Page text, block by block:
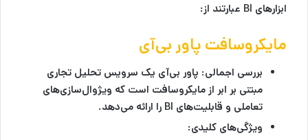
ابزارهای BI عبارتند از:
مایکروسافت پاور بی‌آی
بررسی اجمالی: پاور بی‌آی یک سرویس تحلیل تجاری
مبتنی بر ابر از مایکروسافت است که ویژوال‌سازی‌های
تعاملی و قابلیت‌های BI را ارائه می‌دهد.
ویژگی‌های کلیدی: